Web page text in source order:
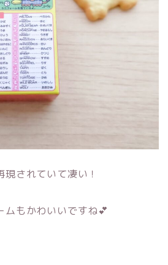
されていて凄い！
ムもかわいいですね💕